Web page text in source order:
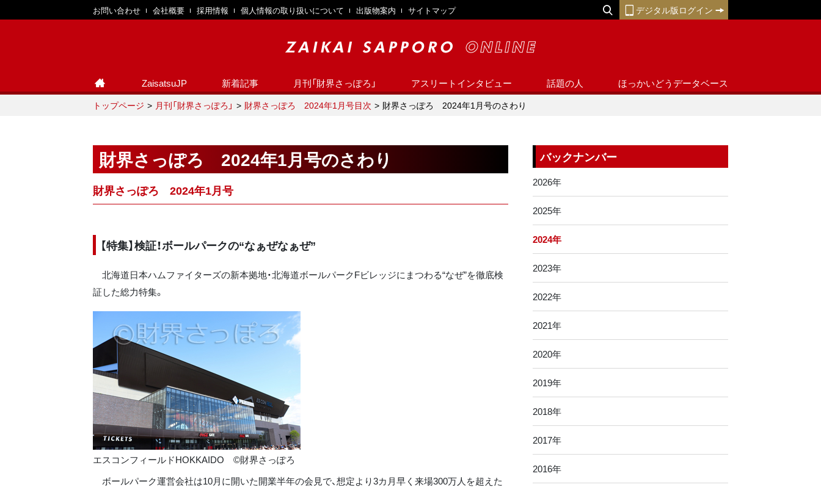
お問い合わせ 会社概要 採用情報 個人情報の取り扱いについて 出版物案内 サイトマップ デジタル版ログイン
ZaisatsuJP 新着記事 月刊「財界さっぽろ」 アスリートインタビュー 話題の人 ほっかいどうデータベース
トップページ 月刊「財界さっぽろ」 財界さっぽろ 2024年1月号目次 財界さっぽろ 2024年1月号のさわり
財界さっぽろ 2024年1月号のさわり
財界さっぽろ 2024年1月号
【特集】検証！ボールパークの“なぁぜなぁぜ”
北海道日本ハムファイターズの新本拠地・北海道ボールパークFビレッジにまつわる“なぜ”を徹底検
証した総力特集。
エスコンフィールドHOKKAIDO ©財界さっぽろ
ボールパーク運営会社は10月に開いた開業半年の会見で、想定より3カ月早く来場300万人を超えた
バックナンバー
2026年
2025年
2024年
2023年
2022年
2021年
2020年
2019年
2018年
2017年
2016年